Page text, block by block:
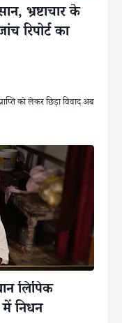
भ्रष्टाचार के
रिपोर्ट का
को लेकर छिड़ा विवाद अब
लिपिक
निधन